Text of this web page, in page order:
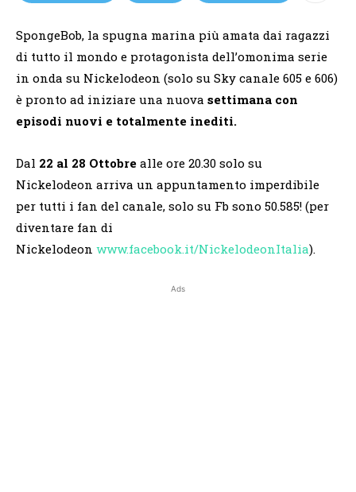
SpongeBob, la spugna marina più amata dai ragazzi
di tutto il mondo e protagonista dell’omonima serie
in onda su Nickelodeon (solo su Sky canale 605 e 606)
è pronto ad iniziare una nuova settimana con
episodi nuovi e totalmente inediti.
Dal 22 al 28 Ottobre alle ore 20.30 solo su
Nickelodeon arriva un appuntamento imperdibile
per tutti i fan del canale, solo su Fb sono 50.585! (per
diventare fan di
Nickelodeon www.facebook.it/NickelodeonItalia).
Ads